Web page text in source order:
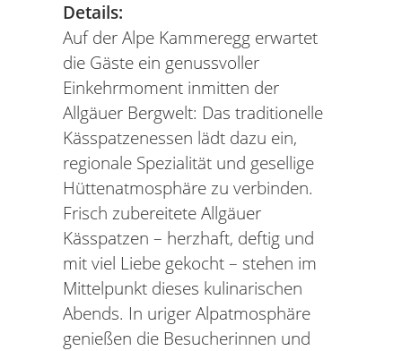
Details:
Auf der Alpe Kammeregg erwartet
die Gäste ein genussvoller
Einkehrmoment inmitten der
Allgäuer Bergwelt: Das traditionelle
Kässpatzenessen lädt dazu ein,
regionale Spezialität und gesellige
Hüttenatmosphäre zu verbinden.
Frisch zubereitete Allgäuer
Kässpatzen – herzhaft, deftig und
mit viel Liebe gekocht – stehen im
Mittelpunkt dieses kulinarischen
Abends. In uriger Alpatmosphäre
genießen die Besucherinnen und